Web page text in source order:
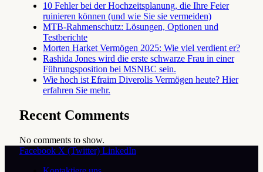
10 Fehler bei der Hochzeitsplanung, die Ihre Feier
ruinieren können (und wie Sie sie vermeiden)
MTB-Rahmenschutz: Lösungen, Optionen und
Testberichte
Morten Harket Vermögen 2025: Wie viel verdient er?
Rashida Jones wird die erste schwarze Frau in einer
Führungsposition bei MSNBC sein.
Wie hoch ist Efraim Diverolis Vermögen heute? Hier
erfahren Sie mehr.
Recent Comments
No comments to show.
Facebook X (Twitter) LinkedIn